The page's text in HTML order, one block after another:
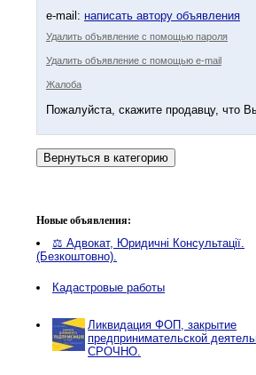
e-mail: написать автору объявления
Удалить объявление с помощью пароля
Удалить объявление с помощью e-mail
Жалоба
Пожалуйста, скажите продавцу, что
Новые объявления:
⚖️ Адвокат, Юридичні Консультації.
(Безкоштовно).
Кадастровые работы
Ликвидация ФОП, закрытие
предпринимательской
СРОЧНО.